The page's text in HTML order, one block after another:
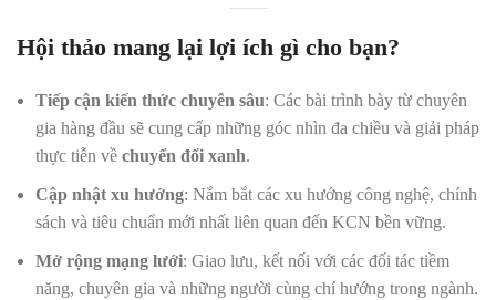
Hội thảo mang lại lợi ích gì cho bạn?
Tiếp cận kiến thức chuyên sâu: Các bài trình bày từ chuyên
gia hàng đầu sẽ cung cấp những góc nhìn đa chiều và giải pháp
thực tiễn về chuyển đổi xanh.
Cập nhật xu hướng: Nắm bắt các xu hướng công nghệ, chính
sách và tiêu chuẩn mới nhất liên quan đến KCN bền vững.
Mở rộng mạng lưới: Giao lưu, kết nối với các đối tác tiềm
năng, chuyên gia và những người cùng chí hướng trong ngành.